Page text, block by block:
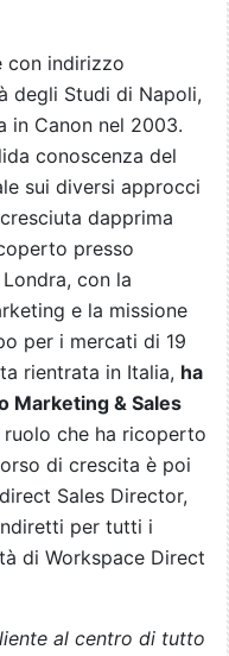
con indirizzo
degli Studi di Napoli,
in Canon nel 2003.
conoscenza del
sui diversi approcci
dapprima
presso
con la
e la missione
per i mercati di 19
rientrata in Italia, ha
Marketing & Sales
ruolo che ha ricoperto
di crescita è poi
Sales Director,
per tutti i
di Workspace Direct
al centro di tutto